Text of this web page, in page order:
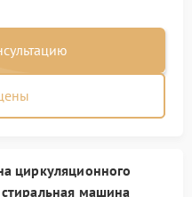
циркуляционного
стиральная машина